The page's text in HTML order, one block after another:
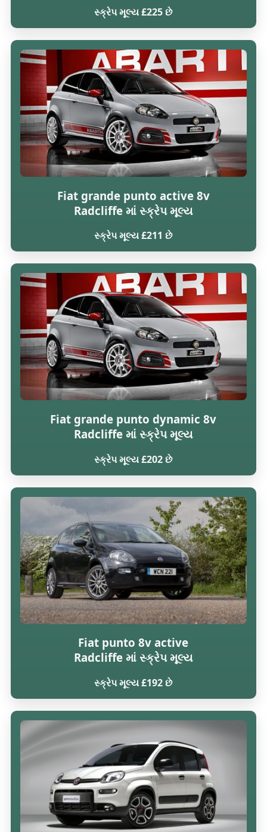
સ્ક્રેપ મૂલ્ય £225 છે
Fiat grande punto active 8v
Radcliffe માં સ્ક્રેપ મૂલ્ય
સ્ક્રેપ મૂલ્ય £211 છે
Fiat grande punto dynamic 8v
Radcliffe માં સ્ક્રેપ મૂલ્ય
સ્ક્રેપ મૂલ્ય £202 છે
Fiat punto 8v active
Radcliffe માં સ્ક્રેપ મૂલ્ય
સ્ક્રેપ મૂલ્ય £192 છે